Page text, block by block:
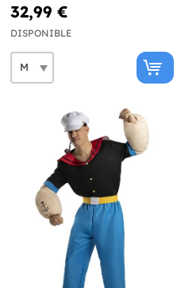
32,99 €
DISPONIBLE